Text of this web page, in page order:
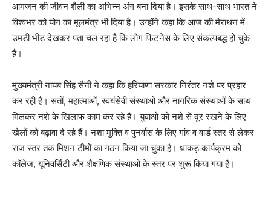
आमजन की जीवन शैली का अभिन्न अंग बना दिया है। इसके साथ-साथ भारत ने
विश्वभर को योग का मूलमंत्र भी दिया है। उन्होंने कहा कि आज की मैराथन में
उमड़ी भीड़ देखकर पता चल रहा है कि लोग फिटनेस के लिए संकल्पबद्ध हो चुके
हैं।
मुख्यमंत्री नायब सिंह सैनी ने कहा कि हरियाणा सरकार निरंतर नशे पर प्रहार
कर रही है। संतों, महात्माओं, स्वयंसेवी संस्थाओं और नागरिक संस्थाओं के साथ
मिलकर नशे के खिलाफ काम कर रहे हैं। युवाओं को नशे से दूर रखने के लिए
खेलों को बढ़ावा दे रहे हैं। नशा मुक्ति व पुनर्वास के लिए गांव व वार्ड स्तर से लेकर
राज स्तर तक मिशन टीमों का गठन किया जा चुका है। धाकड़ कार्यक्रम को
कॉलेज, यूनिवर्सिटी और शैक्षणिक संस्थाओं के स्तर पर शुरू किया गया है।